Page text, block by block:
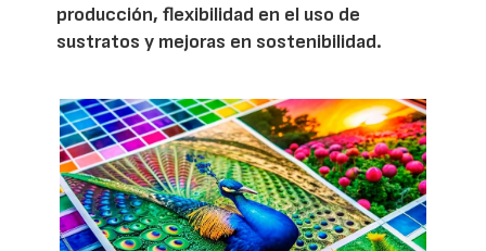
producción, flexibilidad en el uso de
sustratos y mejoras en sostenibilidad.